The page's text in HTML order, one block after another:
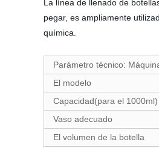
La línea de llenado de
pegar, es ampliamente
química.
Parámetro técnico:
El modelo
Capacidad(para el 1000ml)
Vaso adecuado
El volumen de la botella